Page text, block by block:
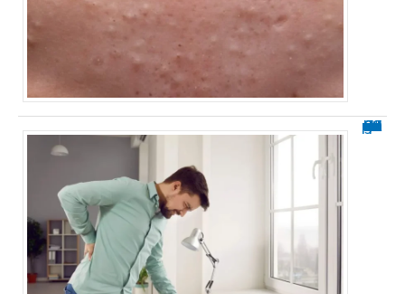
Soulager une sciatique en 60 secondes : méthodes rapides